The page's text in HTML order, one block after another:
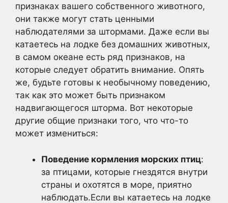
признаках вашего собственного животного,
они также могут стать ценными
наблюдателями за штормами. Даже если вы
катаетесь на лодке без домашних животных,
в самом океане есть ряд признаков, на
которые следует обратить внимание. Опять
же, будьте готовы к необычному поведению,
так как это может быть признаком
надвигающегося шторма. Вот некоторые
другие общие признаки того, что что-то
может измениться:
Поведение кормления морских птиц:
за птицами, которые гнездятся внутри
страны и охотятся в море, приятно
наблюдать.Если вы катаетесь на лодке